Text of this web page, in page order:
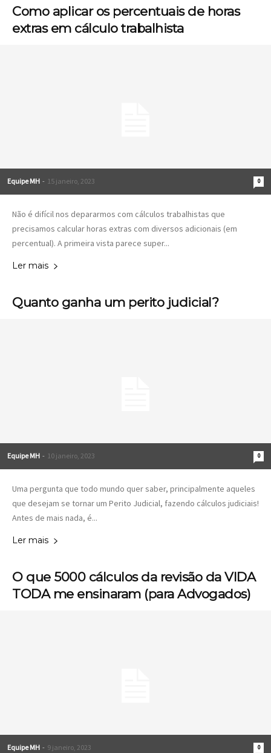
Como aplicar os percentuais de horas
extras em cálculo trabalhista
Equipe MH - 15 janeiro, 2023 0
Não é difícil nos depararmos com cálculos trabalhistas que
precisamos calcular horas extras com diversos adicionais (em
percentual). A primeira vista parece super...
Ler mais
Quanto ganha um perito judicial?
Equipe MH - 10 janeiro, 2023 0
Uma pergunta que todo mundo quer saber, principalmente aqueles
que desejam se tornar um Perito Judicial, fazendo cálculos judiciais!
Antes de mais nada, é...
Ler mais
O que 5000 cálculos da revisão da VIDA
TODA me ensinaram (para Advogados)
Equipe MH - 9 janeiro, 2023 0